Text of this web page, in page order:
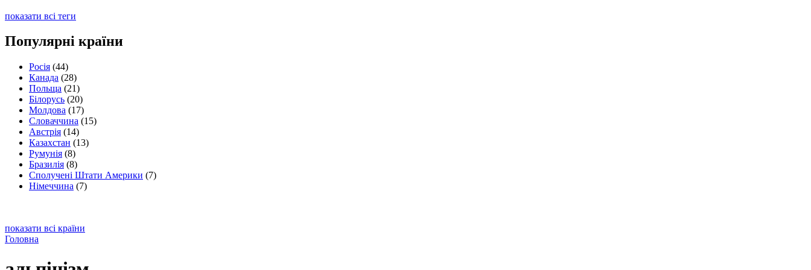
показати всі теги
Популярні країни
Росія (44)
Канада (28)
Польща (21)
Білорусь (20)
Молдова (17)
Словаччина (15)
Австрія (14)
Казахстан (13)
Румунія (8)
Бразилія (8)
Сполучені Штати Америки (7)
Німеччина (7)
показати всі країни
Головна